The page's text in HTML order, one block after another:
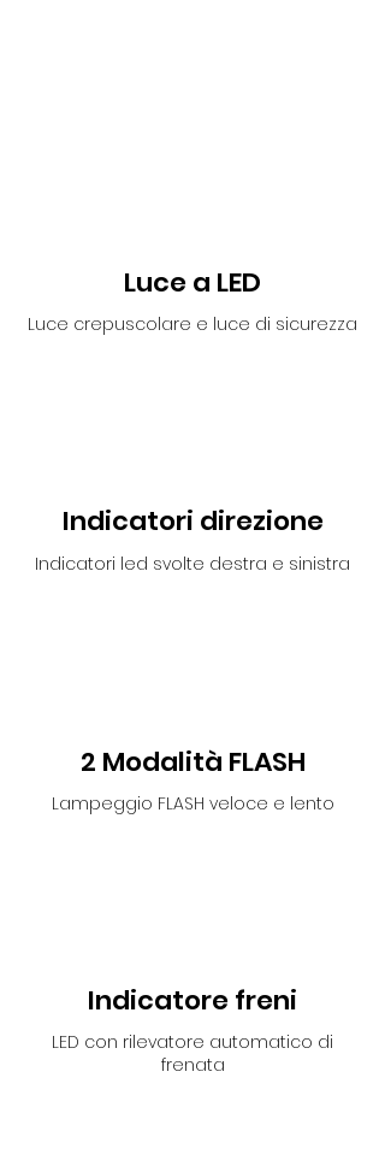
Luce a LED
Luce crepuscolare e luce di sicurezza
Indicatori direzione
Indicatori led svolte destra e sinistra
2 Modalità FLASH
Lampeggio FLASH veloce e lento
Indicatore freni
LED con rilevatore automatico di
frenata